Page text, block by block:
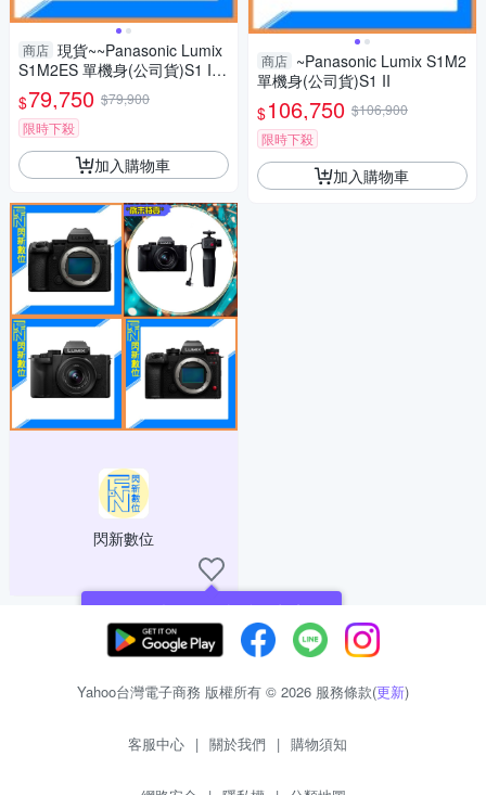
商店 現貨~~Panasonic Lumix
S1M2ES 單機身(公司貨)S1 II
ES
$79,750 $79,900
限時下殺
加入購物車
閃新數位
現在可以追蹤你喜愛的商店！
商店 ~Panasonic Lumix S1M2
單機身(公司貨)S1 II
$106,750 $106,900
限時下殺
加入購物車
Yahoo台灣電子商務 版權所有 © 2026 服務條款(更新)
客服中心 | 關於我們 | 購物須知